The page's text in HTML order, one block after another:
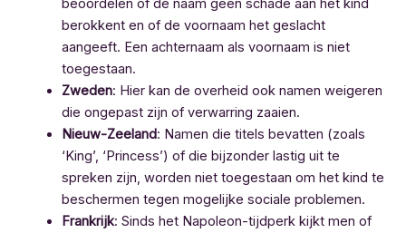
beoordelen of de naam geen schade aan het kind
berokkent en of de voornaam het geslacht
aangeeft. Een achternaam als voornaam is niet
toegestaan.
Zweden: Hier kan de overheid ook namen weigeren
die ongepast zijn of verwarring zaaien.
Nieuw-Zeeland: Namen die titels bevatten (zoals
‘King’, ‘Princess’) of die bijzonder lastig uit te
spreken zijn, worden niet toegestaan om het kind te
beschermen tegen mogelijke sociale problemen.
Frankrijk: Sinds het Napoleon-tijdperk kijkt men of